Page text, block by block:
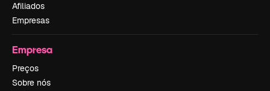
Afiliados
Empresas
Empresa
Preços
Sobre nós